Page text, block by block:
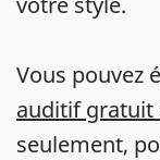
Vous pouvez
auditif gratuit
seulement,